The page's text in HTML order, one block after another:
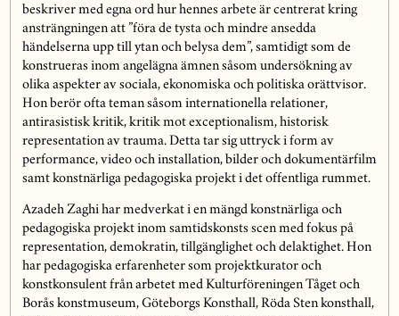
beskriver med egna ord hur hennes arbete är centrerat kring
ansträngningen att ”föra de tysta och mindre ansedda
händelserna upp till ytan och belysa dem”, samtidigt som de
konstrueras inom angelägna ämnen såsom undersökning av
olika aspekter av sociala, ekonomiska och politiska orättvisor.
Hon berör ofta teman såsom internationella relationer,
antirasistisk kritik, kritik mot exceptionalism, historisk
representation av trauma. Detta tar sig uttryck i form av
performance, video och installation, bilder och dokumentärfilm
samt konstnärliga pedagogiska projekt i det offentliga rummet.
Azadeh Zaghi har medverkat i en mängd konstnärliga och
pedagogiska projekt inom samtidskonsts scen med fokus på
representation, demokratin, tillgänglighet och delaktighet. Hon
har pedagogiska erfarenheter som projektkurator och
konstkonsulent från arbetet med Kulturföreningen Tåget och
Borås konstmuseum, Göteborgs Konsthall, Röda Sten konsthall,